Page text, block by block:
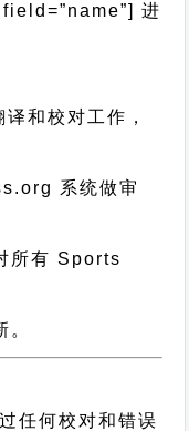
进
和校对工作，
系统做审
所有 Sports
任何校对和错误